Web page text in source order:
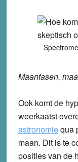
Maanfasen,
Ook komt de
weerkaatst
astronomiequa
maan. Dit is te
posities van de